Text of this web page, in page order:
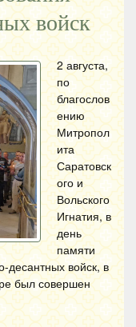
войск
2 августа,
по
благослов
ению
Митропол
ита
Саратовск
ого и
Вольского
Игнатия, в
день
памяти
войск, в
был совершен